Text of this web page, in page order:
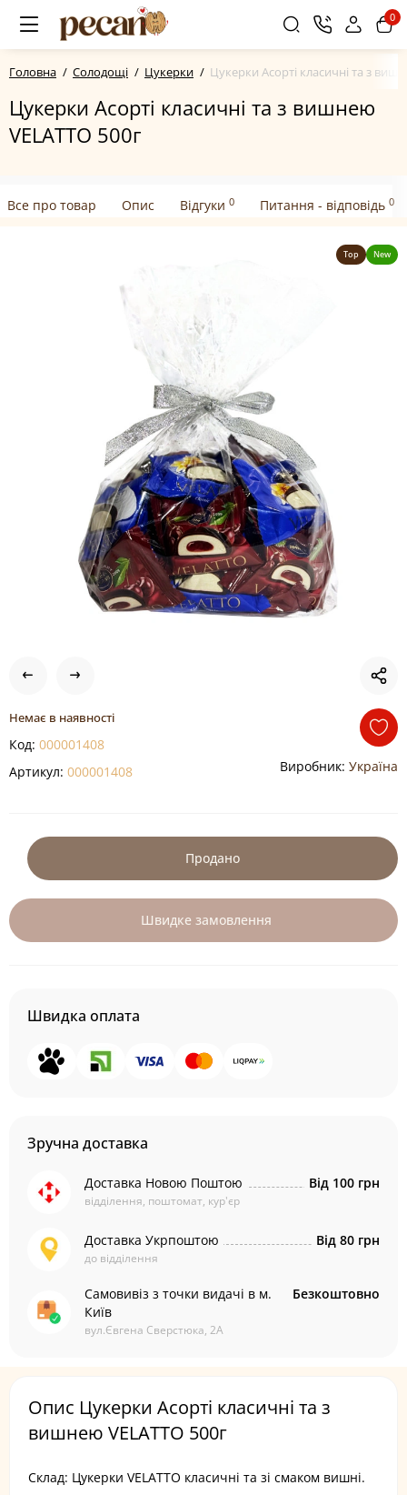
0
Головна Солодощі Цукерки Цукерки Асорті класичні та з
Цукерки Асорті класичні та з вишнею
VELATTO 500г
Все про товар Опис Відгуки 0 Питання - відповідь 0
Top New
Немає в наявності
Код: 000001408
Артикул: 000001408 Виробник: Україна
Продано
Швидке замовлення
Швидка оплата
Зручна доставка
Доставка Новою Поштою
відділення, поштомат, кур'єр
Від 100 грн
Доставка Укрпоштою
до відділення
Від 80 грн
Самовивіз з точки видачі в м.
Київ
вул.Євгена Сверстюка, 2А
Безкоштовно
Опис Цукерки Асорті класичні та з
вишнею VELATTO 500г
Склад: Цукерки VELATTO класичні та зі смаком вишні.